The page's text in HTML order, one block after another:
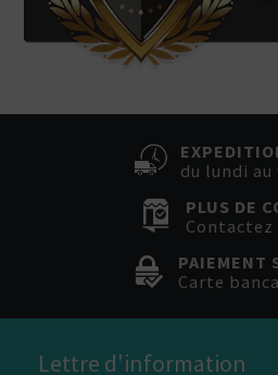
du lundi au
PLUS DE
Contactez
PAIEMENT
Carte
Lettre d'information